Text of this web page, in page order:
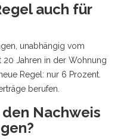
auch für
unabhängig vom
20 Jahren in der Wohnung
Regel: nur 6 Prozent.
berufen.
Nachweis